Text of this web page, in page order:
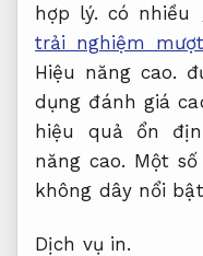
hợp lý. có nhiều
trải nghiệm mượt
Hiệu năng cao.
dụng đánh giá
hiệu quả ổn
năng cao. Một
không dây nổi
Dịch vụ in.